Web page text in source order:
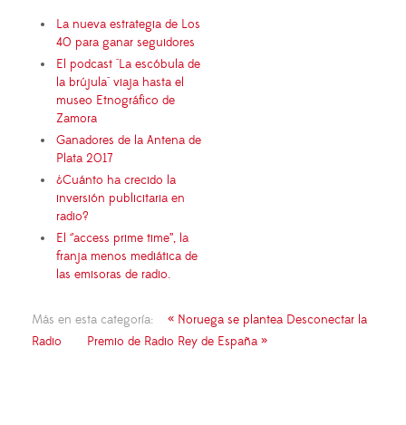
La nueva estrategia de Los
40 para ganar seguidores
El podcast "La escóbula de
la brújula" viaja hasta el
museo Etnográfico de
Zamora
Ganadores de la Antena de
Plata 2017
¿Cuánto ha crecido la
inversión publicitaria en
radio?
El ‘’access prime time’’, la
franja menos mediática de
las emisoras de radio.
Más en esta categoría:
« Noruega se plantea Desconectar la
Radio
Premio de Radio Rey de España »